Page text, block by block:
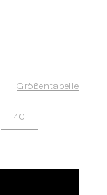
Größentabelle
40